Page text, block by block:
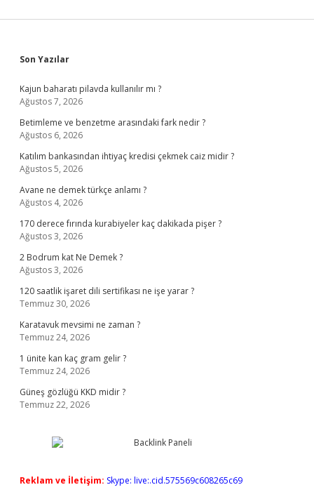
Sidebar
Son Yazılar
Kajun baharatı pilavda kullanılır mı ?
Ağustos 7, 2026
Betimleme ve benzetme arasındaki fark nedir ?
Ağustos 6, 2026
Katılım bankasından ihtiyaç kredisi çekmek caiz midir ?
Ağustos 5, 2026
Avane ne demek türkçe anlamı ?
Ağustos 4, 2026
170 derece fırında kurabiyeler kaç dakikada pişer ?
Ağustos 3, 2026
2 Bodrum kat Ne Demek ?
Ağustos 3, 2026
120 saatlik işaret dili sertifikası ne işe yarar ?
Temmuz 30, 2026
Karatavuk mevsimi ne zaman ?
Temmuz 24, 2026
1 ünite kan kaç gram gelir ?
Temmuz 24, 2026
Güneş gözlüğü KKD midir ?
Temmuz 22, 2026
Reklam ve İletişim: Skype: live:.cid.575569c608265c69